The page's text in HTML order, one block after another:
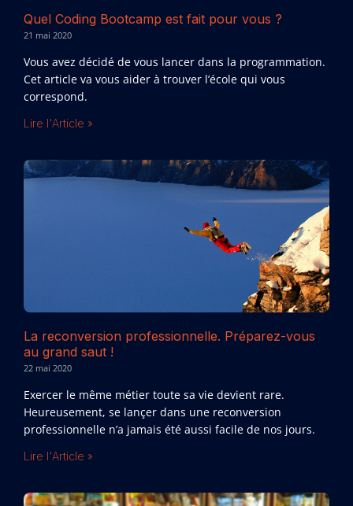
Quel Coding Bootcamp est fait pour vous ?
21 mai 2020
Vous avez décidé de vous lancer dans la programmation.
Cet article va vous aider à trouver l’école qui vous
correspond.
Lire l'Article »
La reconversion professionnelle. Préparez-vous
au grand saut !
22 mai 2020
Exercer le même métier toute sa vie devient rare.
Heureusement, se lançer dans une reconversion
professionnelle n’a jamais été aussi facile de nos jours.
Lire l'Article »